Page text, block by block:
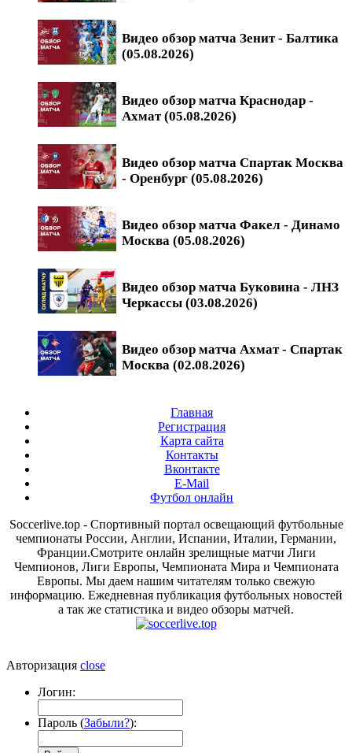
Видео обзор матча Зенит - Балтика
(05.08.2026)
Видео обзор матча Краснодар -
Ахмат (05.08.2026)
Видео обзор матча Спартак Москва
- Оренбург (05.08.2026)
Видео обзор матча Факел - Динамо
Москва (05.08.2026)
Видео обзор матча Буковина - ЛНЗ
Черкассы (03.08.2026)
Видео обзор матча Ахмат - Спартак
Москва (02.08.2026)
Главная
Регистрация
Карта сайта
Контакты
Вконтакте
E-Mail
Футбол онлайн
Soccerlive.top - Спортивный портал освещающий футбольные
чемпионаты России, Англии, Испании, Италии, Германии,
Франции.Смотрите онлайн зрелищные матчи Лиги
Чемпионов, Лиги Европы, Чемпионата Мира и Чемпионата
Европы. Мы даем нашим читателям только свежую
информацию. Ежедневная публикация футбольных новостей
а так же статистика и видео обзоры матчей.
Авторизация close
Логин:
Пароль (Забыли?):